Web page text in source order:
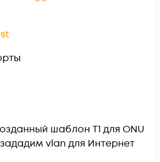
шаблон T1 для ONU
vlan для Интернет